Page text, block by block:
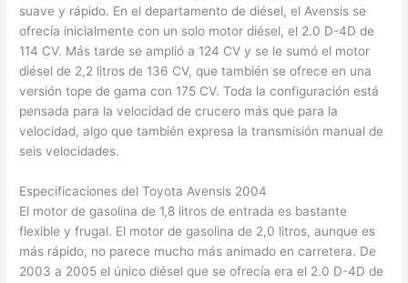
suave y rápido. En el departamento de diésel, el Avensis se
ofrecía inicialmente con un solo motor diésel, el 2.0 D-4D de
114 CV. Más tarde se amplió a 124 CV y se le sumó el motor
diésel de 2,2 litros de 136 CV, que también se ofrece en una
versión tope de gama con 175 CV. Toda la configuración está
pensada para la velocidad de crucero más que para la
velocidad, algo que también expresa la transmisión manual de
seis velocidades.
Especificaciones del Toyota Avensis 2004
El motor de gasolina de 1,8 litros de entrada es bastante
flexible y frugal. El motor de gasolina de 2,0 litros, aunque es
más rápido, no parece mucho más animado en carretera. De
2003 a 2005 el único diésel que se ofrecía era el 2.0 D-4D de